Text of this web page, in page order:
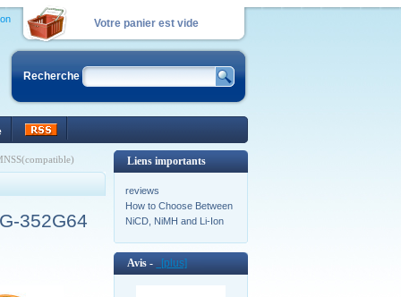
Votre panier est vide
Recherche
352G64
Liens importants
reviews
How to Choose Between
NiCD, NiMH and Li-Ion
Avis - [plus]